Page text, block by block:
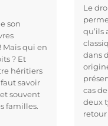
son
Mais qui en
? Et
héritiers
savoir
souvent
familles.
Le
qu’ils
dans
cas
deux